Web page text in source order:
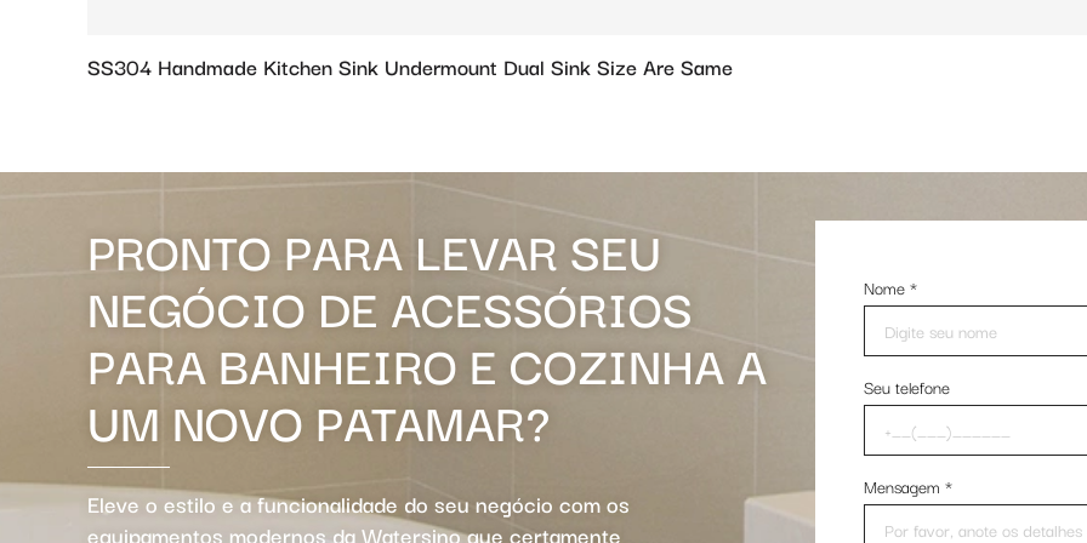
SS304 Handmade Kitchen Sink Undermount Dual Sink Size Are Same
PRONTO PARA LEVAR SEU
NEGÓCIO DE ACESSÓRIOS
PARA BANHEIRO E COZINHA A
UM NOVO PATAMAR?
Eleve o estilo e a funcionalidade do seu negócio com os
equipamentos modernos da Watersino que certamente
Nome*
Seu telefone
Mensagem *